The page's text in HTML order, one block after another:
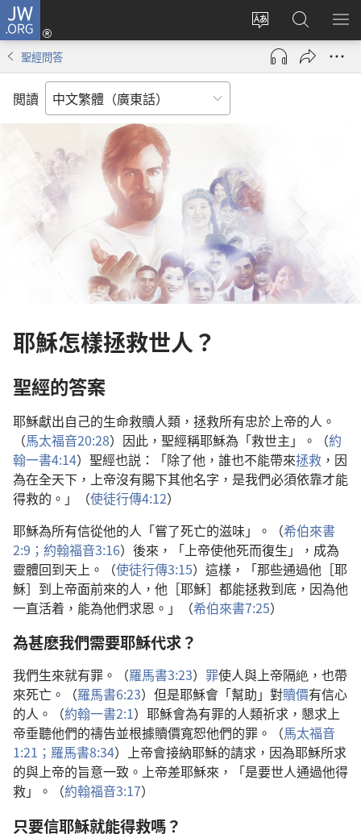
JW.ORG
更
改
網
登
錄
（開
搜
尋
JW.ORG
顯
聖經問答
閲讀
耶穌怎樣拯救世人？
聖經的答案
耶穌獻出自己的生命救贖人類，拯救所有忠於上帝的人。
（馬太福音20:28）因此，聖經稱耶穌為「救世主」。（約
翰一書4:14）聖經也説：「除了他，誰也不能帶來拯救 ，因
為在全天下，上帝沒有賜下其他名字，是我們必須依靠才能
得救的。」（使徒行傳4:12）
耶穌為所有信從他的人「嘗了死亡的滋味」。（希伯來書
2:9； 約翰福音3:16）後來，「上帝使他死而復生」，成為
靈體回到天上。（使徒行傳3:15）這樣，「那些通過他［耶
穌］到上帝面前來的人，他［耶穌］都能拯救到底，因為他
一直活着，能為他們求恩。」（希伯來書7:25）
為甚麽我們需要耶穌代求？
我們生來就有罪。（羅馬書3:23） 罪使人與上帝隔絶，也帶
來死亡。（羅馬書6:23）但是耶穌會「幫助」對贖價有信心
的人。（約翰一書2:1）耶穌會為有罪的人類祈求，懇求上
帝垂聽他們的禱告並根據贖價寬恕他們的罪。（馬太福音
1:21； 羅馬書8:34）上帝會接納耶穌的請求，因為耶穌所求
的與上帝的旨意一致。上帝差耶穌來，「是要世人通過他得
救」。（約翰福音3:17）
只要信耶穌就能得救嗎？